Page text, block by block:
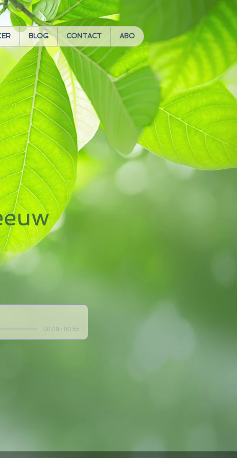
BLOG CONTACT ABO
00:00 / 00:55